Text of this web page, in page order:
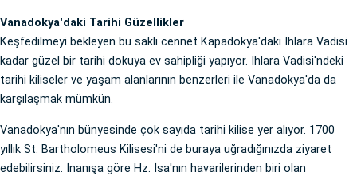
Vanadokya'daki Tarihi Güzellikler
Keşfedilmeyi bekleyen bu saklı cennet Kapadokya'daki Ihlara Vadisi
kadar güzel bir tarihi dokuya ev sahipliği yapıyor. Ihlara Vadisi'ndeki
tarihi kiliseler ve yaşam alanlarının benzerleri ile Vanadokya'da da
karşılaşmak mümkün.
Vanadokya'nın bünyesinde çok sayıda tarihi kilise yer alıyor. 1700
yıllık St. Bartholomeus Kilisesi'ni de buraya uğradığınızda ziyaret
edebilirsiniz. İnanışa göre Hz. İsa'nın havarilerinden biri olan